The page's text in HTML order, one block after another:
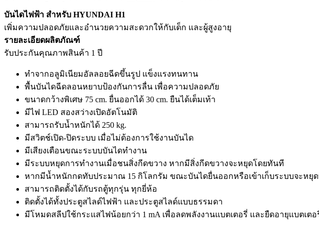
บันไดไฟฟ้า สำหรับ HYUNDAI H1
เพิ่มความปลอดภัยและอำนวยความสะดวกให้กับเด็ก และผู้สูงอายุ
รายละเอียดผลิตภัณฑ์
รับประกันคุณภาพสินค้า 1 ปี
ทำจากอลูมิเนียมอัลลอยฉีดขึ้นรูป แข็งแรงทนทาน
พื้นบันไดฉีดลอนหยาบป้องกันการลื่น เพื่อความปลอดภัย
ขนาดกว้างพิเศษ 75 cm. ยื่นออกได้ 30 cm. ยืนได้เต็มเท้า
มีไฟ LED สองสว่างเปิดอัตโนมัติ
สามารถรับน้ำหนักได้ 250 kg.
มีสวิตช์เปิด-ปิดระบบ เมื่อไม่ต้องการใช้งานบันได
มีเสียงเตือนขณะระบบบันไดทำงาน
มีระบบหยุดการทำงานเมื่อชนสิ่งกีดขวาง หากมีสิ่งกีดขวางจะหยุดโดยทันที
หากมีน้ำหนักกดทับประมาณ 15 กิโลกรัม ขณะบันไดยื่นออกหรือเข้าเก็บระบบจะหยุ
สามารถติดตั้งได้กับรถตู้ทุกรุ่น ทุกยี่ห้อ
ติดตั้งได้ทั้งประตูสไลด์ไฟฟ้า และประตูสไลด์แบบธรรมดา
มีโหมดสลีปใช้กระแสไฟน้อยกว่า 1 mA เพื่อลดพลังงานแบตเตอรี่ และยืดอายุแบตเตอ